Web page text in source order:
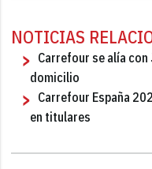
NOTICIAS
Carrefour se alía
domicilio
Carrefour España
en titulares